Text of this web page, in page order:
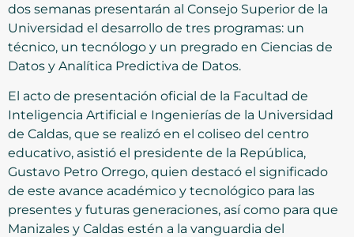
dos semanas presentarán al Consejo Superior de la
Universidad el desarrollo de tres programas: un
técnico, un tecnólogo y un pregrado en Ciencias de
Datos y Analítica Predictiva de Datos.
El acto de presentación oficial de la Facultad de
Inteligencia Artificial e Ingenierías de la Universidad
de Caldas, que se realizó en el coliseo del centro
educativo, asistió el presidente de la República,
Gustavo Petro Orrego, quien destacó el significado
de este avance académico y tecnológico para las
presentes y futuras generaciones, así como para que
Manizales y Caldas estén a la vanguardia del